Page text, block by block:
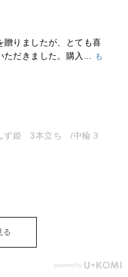
贈りましたが、とても喜
ただきました。購入...
も
ず姫 3本立ち /中輪３
る